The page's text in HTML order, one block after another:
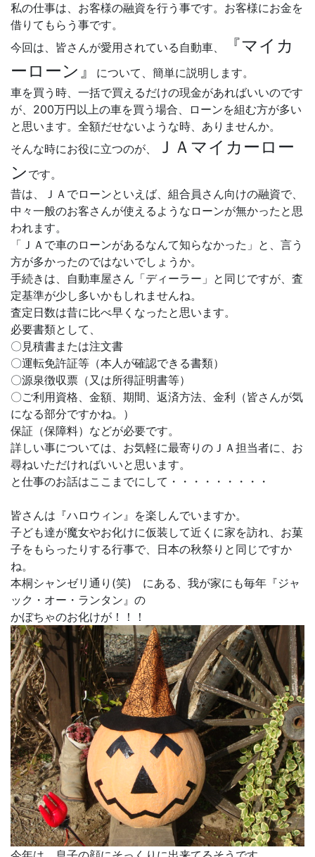
私の仕事は、お客様の融資を行う事です。お客様にお金を
借りてもらう事です。
今回は、皆さんが愛用されている自動車、
『マイカ
ーローン』
について、簡単に説明します。
車を買う時、一括で買えるだけの現金があればいいのです
が、200万円以上の車を買う場合、ローンを組む方が多い
と思います。全額だせないような時、ありませんか。
そんな時にお役に立つのが、
ＪＡマイカーロー
ン です。
昔は、ＪＡでローンといえば、組合員さん向けの融資で、
中々一般のお客さんが使えるようなローンが無かったと思
われます。
「ＪＡで車のローンがあるなんて知らなかった」と、言う
方が多かったのではないでしょうか。
手続きは、自動車屋さん「ディーラー」と同じですが、査
定基準が少し多いかもしれませんね。
査定日数は昔に比べ早くなったと思います。
必要書類として、
〇見積書または注文書
〇運転免許証等（本人が確認できる書類）
〇源泉徴収票（又は所得証明書等）
〇ご利用資格、金額、期間、返済方法、金利（皆さんが気
になる部分ですかね。）
保証（保障料）などが必要です。
詳しい事については、お気軽に最寄りのＪＡ担当者に、お
尋ねいただければいいと思います。
と仕事のお話はここまでにして・・・・・・・・・
皆さんは『ハロウィン』を楽しんでいますか。
子ども達が魔女やお化けに仮装して近くに家を訪れ、お菓
子をもらったりする行事で、日本の秋祭りと同じですか
ね。
本桐シャンゼリ通り(笑) にある、我が家にも毎年『ジャ
ック・オー・ランタン』の
かぼちゃのお化けが！！！